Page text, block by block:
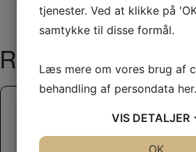
RELATEREDE
tjenester. Ved at klikke på
samtykke til disse formål.
Læs mere om vores brug af
behandling af persondata her.
VIS DETALJER
OK